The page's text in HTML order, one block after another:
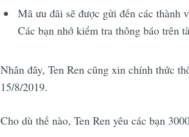
Mã ưu đãi sẽ được gửi đến các thành
Các bạn nhớ kiểm tra thông báo trên
Nhân đây, Ten Ren cũng xin chính thức
15/8/2019.
Cho dù thế nào, Ten Ren yêu các bạn